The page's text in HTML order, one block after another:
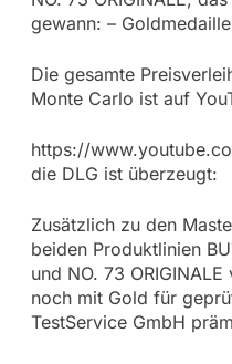
gewann: –
Die gesamte
Monte Carlo ist auf
https://
die DLG ist überzeugt:
Zusätzlich zu den
beiden Produktlinien
und NO. 73
noch mit Gold für
TestService GmbH